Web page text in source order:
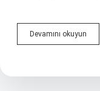
Devamını okuyun